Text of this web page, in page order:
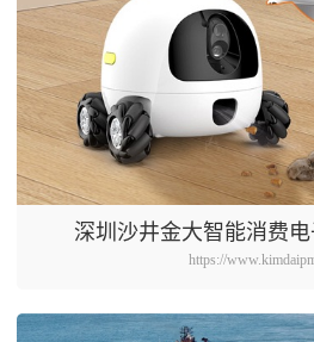
深圳沙井金大智能消费
https://